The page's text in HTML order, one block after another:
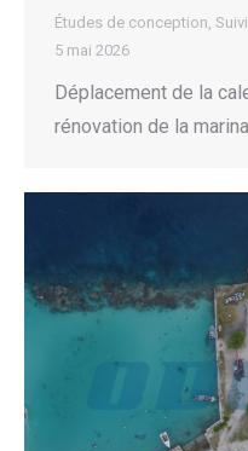
Études de conception
5 mai 2026
Déplacement de la
rénovation de la